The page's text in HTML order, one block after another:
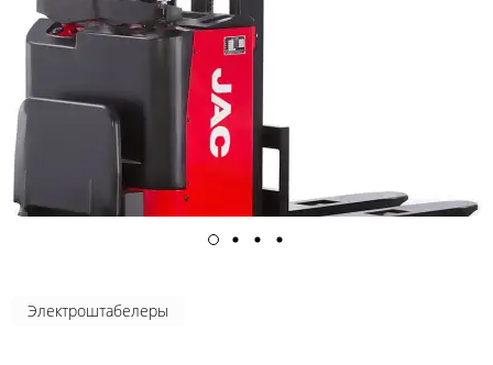
Электроштабелеры